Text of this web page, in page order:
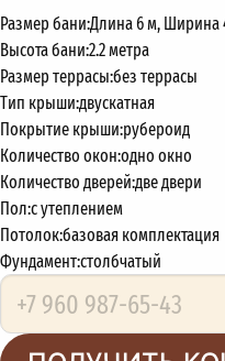
Размер бани:Длина 6 м, Ширина
Высота бани:2.2 метра
Размер террасы:без террасы
Тип крыши:двускатная
Покрытие крыши:рубероид
Количество окон:одно окно
Количество дверей:две двери
Пол:с утеплением
Потолок:базовая комплектация
Фундамент:столбчатый